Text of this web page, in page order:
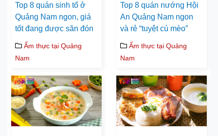
Top 8 quán sinh tố ở
Quảng Nam ngon, giá
tốt đang được săn đón
Ẩm thực tại Quảng
Nam
Top 8 quán nướng Hội
An Quảng Nam ngon
và rẻ “tuyệt cú mèo”
Ẩm thực tại Quảng
Nam